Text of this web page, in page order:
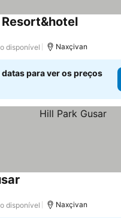
Ver preços
disponível Naxçivan
datas para ver os preços
disponível Naxçivan